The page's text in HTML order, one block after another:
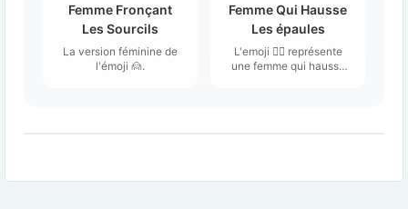
Femme Fronçant
Les Sourcils
La version féminine de
l'émoji 🙍.
Femme Qui Hausse
Les épaules
L'emoji 🤷‍♀️ représente
une femme qui hausse